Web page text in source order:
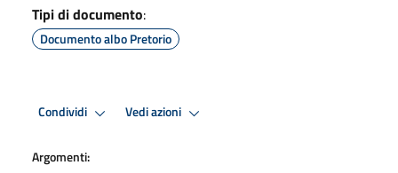
Tipi di documento:
Documento albo Pretorio
Condividi Vedi azioni
Argomenti: